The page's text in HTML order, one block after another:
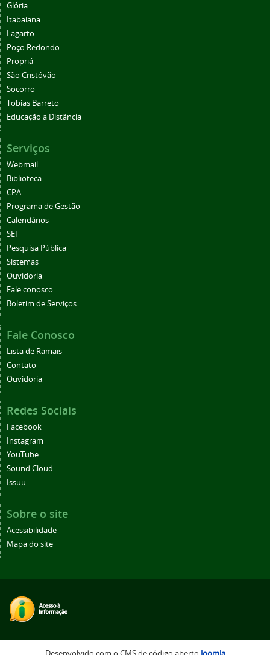
Glória
Itabaiana
Lagarto
Poço Redondo
Propriá
São Cristóvão
Socorro
Tobias Barreto
Educação a Distância
Serviços
Webmail
Biblioteca
CPA
Programa de Gestão
Calendários
SEI
Pesquisa Pública
Sistemas
Ouvidoria
Fale conosco
Boletim de Serviços
Fale Conosco
Lista de Ramais
Contato
Ouvidoria
Redes Sociais
Facebook
Instagram
YouTube
Sound Cloud
Issuu
Sobre o site
Acessibilidade
Mapa do site